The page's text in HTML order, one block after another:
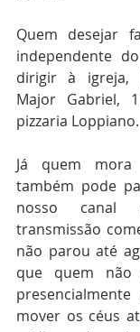
Quem desejar
independente
dirigir à igreja,
Major Gabriel,
pizzaria Loppiano.
Já quem
também pode
nosso canal
transmissão
não parou até
que quem não
mover os céus